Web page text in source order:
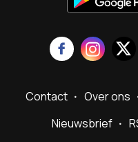
Contact Over ons
Nieuwsbrief